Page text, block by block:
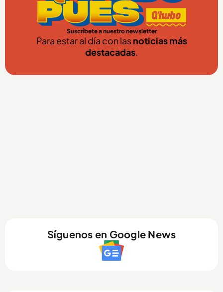
Suscríbete a nuestro newsletter
Para estar al día con lasnoticias más
destacadas
Síguenos en Google News